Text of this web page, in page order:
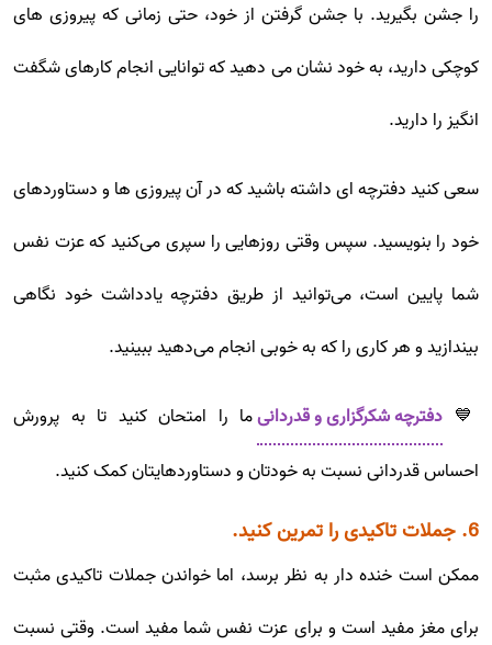
را جشن بگیرید. با جشن گرفتن از خود، حتی زمانی که پیروزی های
کوچکی دارید، به خود نشان می دهید که توانایی انجام کارهای شگفت
انگیز را دارید.
سعی کنید دفترچه ای داشته باشید که در آن پیروزی ها و دستاوردهای
خود را بنویسید. سپس وقتی روزهایی را سپری می‌کنید که عزت نفس
شما پایین است، می‌توانید از طریق دفترچه یادداشت خود نگاهی
بیندازید و هر کاری را که به خوبی انجام می‌دهید ببینید.
💙 دفترچه شکرگزاری و قدردانیما را امتحان کنید تا به پرورش
احساس قدردانی نسبت به خودتان و دستاوردهایتان کمک کنید.
6. جملات تاکیدی را تمرین کنید.
ممکن است خنده دار به نظر برسد، اما خواندن جملات تاکیدی مثبت
برای مغز مفید است و برای عزت نفس شما مفید است. وقتی نسبت